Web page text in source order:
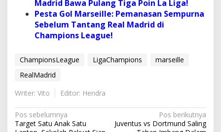
Madrid Bawa Pulang Tiga Poin La Liga!
Pesta Gol Marseille: Pemanasan Sempurna
Sebelum Tantang Real Madrid di
Champions League!
ChampionsLeague LigaChampions
marseille
RealMadrid
Writer: Vito
Editor: Hendra
N
Pos sebelumnya
Target Satu Anak Satu
Pos berikutnya
Juventus vs Dortmund Saling